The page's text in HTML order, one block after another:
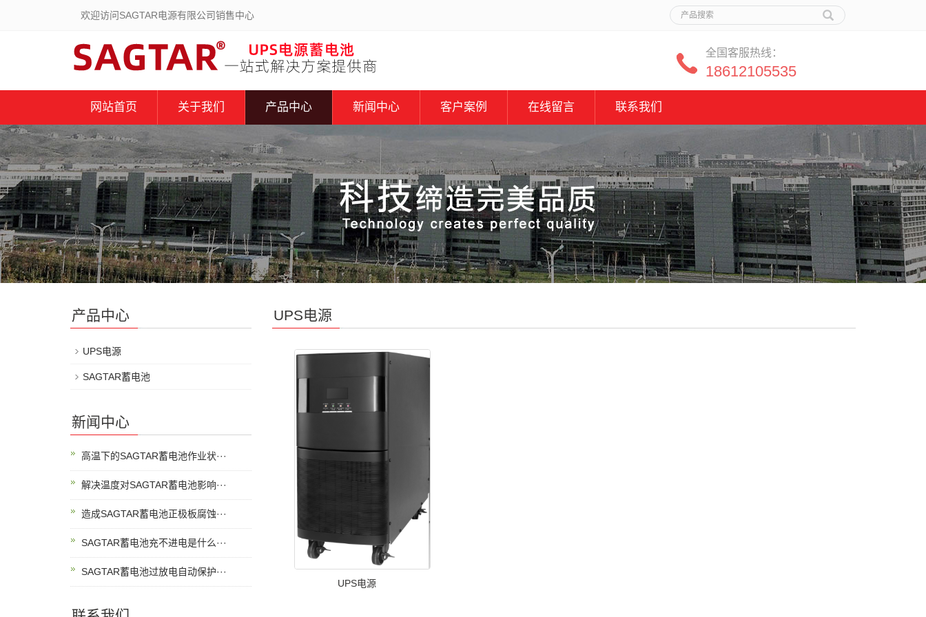
欢迎访问SAGTAR电源有限公司销售中心
全国客服热线：
18612105535
网站首页 关于我们 产品中心 新闻中心 客户案例 在线留言 联系我们
UPS电源
UPS电源
产品中心
UPS电源
SAGTAR蓄电池
新闻中心
高温下的SAGTAR蓄电池作业状···
解决温度对SAGTAR蓄电池影响···
造成SAGTAR蓄电池正极板腐蚀···
SAGTAR蓄电池充不进电是什么···
SAGTAR蓄电池过放电自动保护···